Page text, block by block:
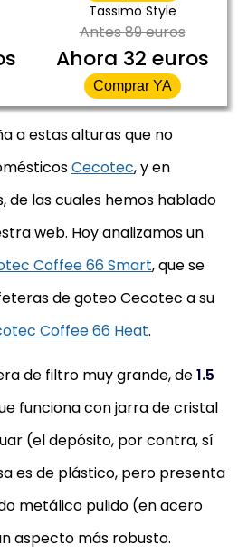
Tassimo Style
Antes89 euros
Ahora 32 euros
Comprar YA
a estas alturas que no
Cecotec, y en
de las cuales hemos hablado
web. Hoy analizamos un
Coffee 66 Smart, que se
de goteo Cecotec a su
Coffee 66 Heat.
de filtro muy grande, de1.5
funciona con jarra de cristal
(el depósito, por contra, sí
es de plástico, pero presenta
metálico pulido (en acero
aspecto más robusto.